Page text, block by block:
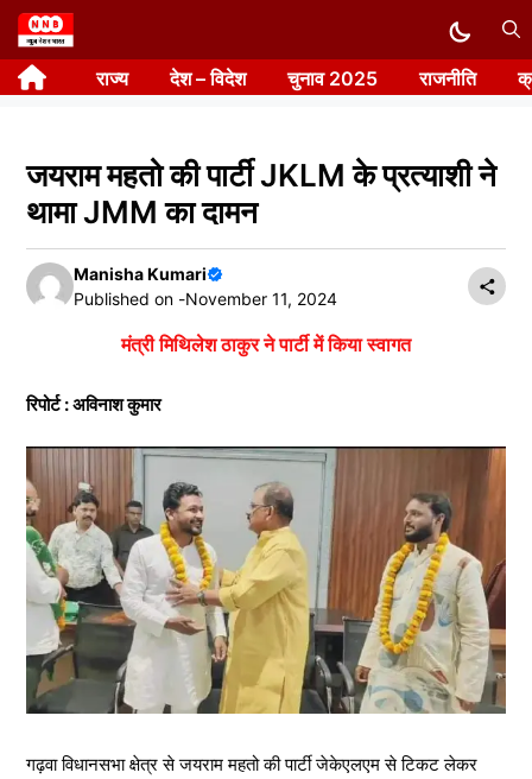
Skip
to
content राज्य देश – विदेश चुनाव 2025 राजनीति
जयराम महतो की पार्टी JKLM के प्रत्याशी ने
थामा JMM का दामन
Manisha Kumari
Published on -November 11, 2024
मंत्री मिथिलेश ठाकुर ने पार्टी में किया स्वागत
रिपोर्ट : अविनाश कुमार
गढ़वा विधानसभा क्षेत्र से जयराम महतो की पार्टी जेकेएलएम से टिकट लेकर